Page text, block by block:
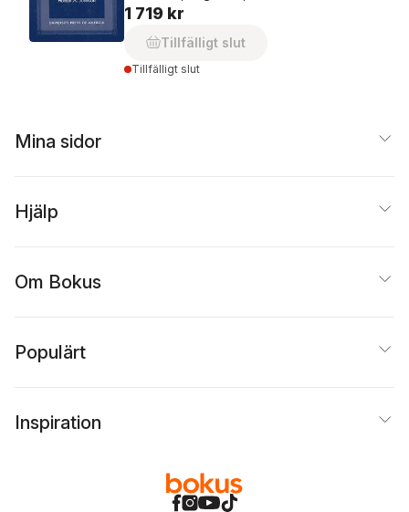
1 719 kr
Tillfälligt slut
Tillfälligt slut
Mina sidor
Hjälp
Om Bokus
Populärt
Inspiration